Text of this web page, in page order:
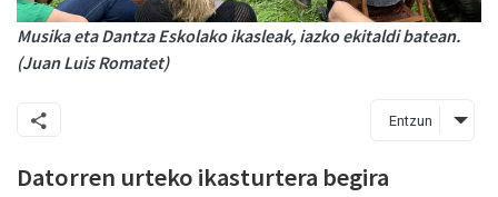
Musika eta Dantza Eskolako ikasleak, iazko ekitaldi batean.
(Juan Luis Romatet)
Entzun
Datorren urteko ikasturtera begira